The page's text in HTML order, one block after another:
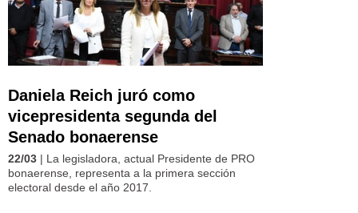
Daniela Reich juró como
vicepresidenta segunda del
Senado bonaerense
22/03 | La legisladora, actual Presidente de PRO
bonaerense, representa a la primera sección
electoral desde el año 2017.